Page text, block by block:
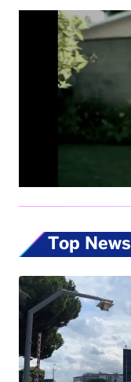
Top News